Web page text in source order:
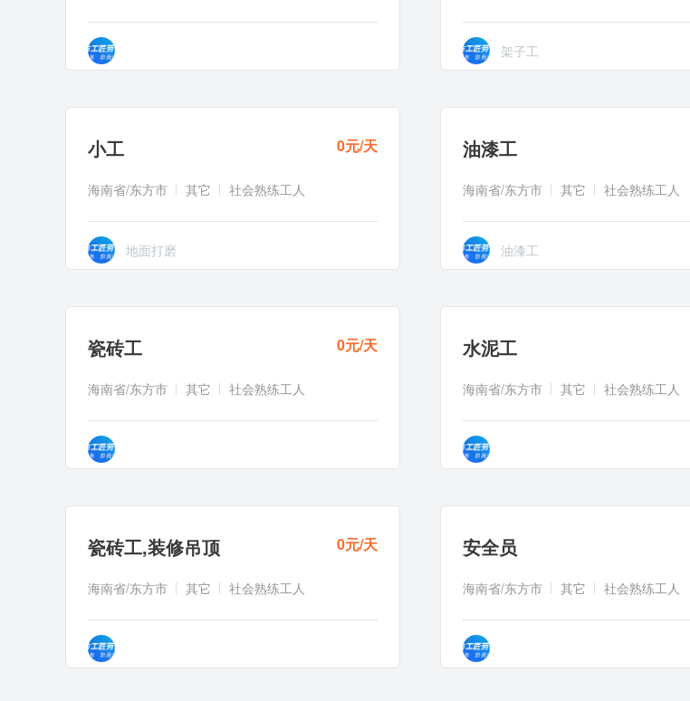
架子工
小工
海南省/东方市 其它 社会熟练工人
地面打磨
0元/天 油漆工
海南省/东方市 其它 社会熟练工人
油漆工
瓷砖工
海南省/东方市 其它 社会熟练工人
0元/天 水泥工
海南省/东方市 其它 社会熟练工人
瓷砖工,装修吊顶
海南省/东方市 其它 社会熟练工人
0元/天 安全员
海南省/东方市 其它 社会熟练工人
下页 尾页